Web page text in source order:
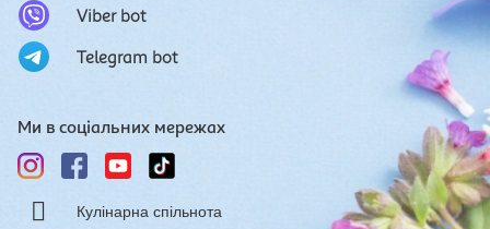
Viber bot
Telegram bot
Ми в соціальних мережах
Кулінарна спільнота